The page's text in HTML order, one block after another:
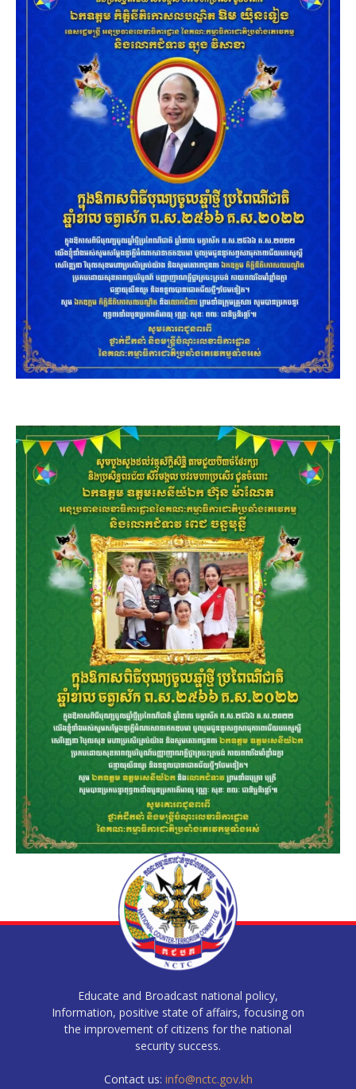
Educate and Broadcast national policy,
Information, positive state of affairs, focusing on
the improvement of citizens for the national
security success.
Contact us: info@nctc.gov.kh